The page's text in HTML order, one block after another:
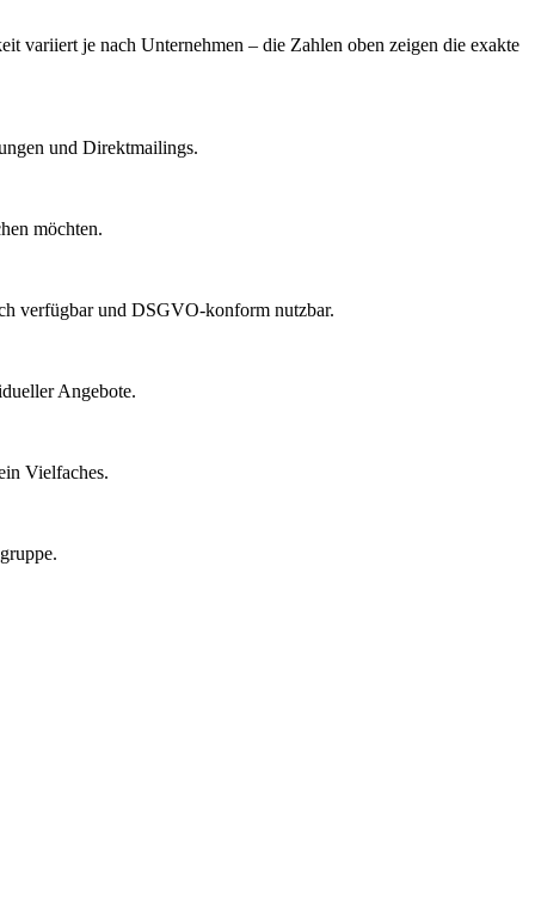
variiert je nach Unternehmen – die Zahlen oben zeigen die exakte
und Direktmailings.
möchten.
verfügbar und DSGVO-konform nutzbar.
Angebote.
Vielfaches.